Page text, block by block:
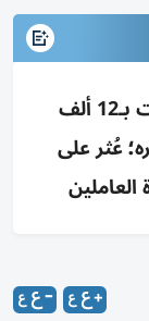
كاميرات تفضح فأراً سرق مجوهرات بـ12 ألف
عُثر على
العاملين